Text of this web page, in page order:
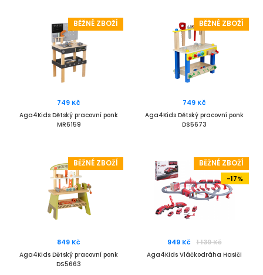
BĚŽNÉ ZBOŽÍ
749 Kč
Aga4Kids Dětský pracovní ponk
MR6159
BĚŽNÉ ZBOŽÍ
749 Kč
Aga4Kids Dětský pracovní ponk
DS5673
BĚŽNÉ ZBOŽÍ
849 Kč
Aga4Kids Dětský pracovní ponk
DS5663
BĚŽNÉ ZBOŽÍ
-17%
949 Kč 1 139 Kč
Aga4Kids Vláčkodráha Hasiči